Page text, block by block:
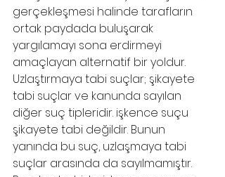
gerçekleşmesi halinde tarafların
ortak paydada buluşarak
yargılamayı sona erdirmeyi
amaçlayan alternatif bir yoldur.
Uzlaştırmaya tabi suçlar; şikayete
tabi suçlar ve kanunda sayılan
diğer suç tipleridir. işkence suçu
şikayete tabi değildir. Bunun
yanında bu suç, uzlaşmaya tabi
suçlar arasında da sayılmamıştır.